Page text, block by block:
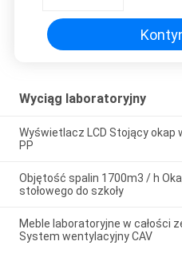
Wyciąg laboratoryjny
Wyświetlacz LCD Stojący okap
PP
Objętość spalin 1700m3 / h
stołowego do szkoły
Meble laboratoryjne w całości
System wentylacyjny CAV